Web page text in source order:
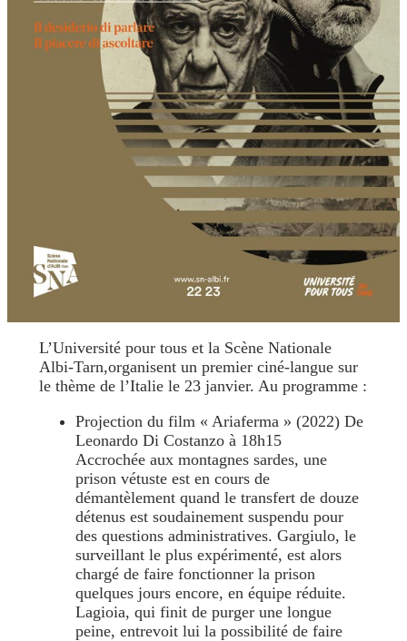
L’Université pour tous et la Scène Nationale
Albi-Tarn,organisent un premier ciné-langue sur
le thème de l’Italie le 23 janvier. Au programme :
Projection du film « Ariaferma » (2022) De
Leonardo Di Costanzo à 18h15
Accrochée aux montagnes sardes, une
prison vétuste est en cours de
démantèlement quand le transfert de douze
détenus est soudainement suspendu pour
des questions administratives. Gargiulo, le
surveillant le plus expérimenté, est alors
chargé de faire fonctionner la prison
quelques jours encore, en équipe réduite.
Lagioia, qui finit de purger une longue
peine, entrevoit lui la possibilité de faire